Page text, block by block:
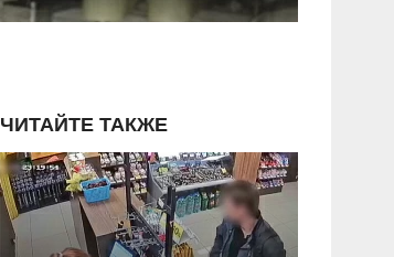
ЧИТАЙТЕ ТАКЖЕ